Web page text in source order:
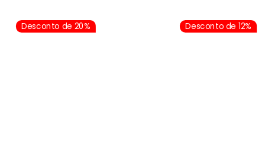
Desconto de 20% Desconto de 12%